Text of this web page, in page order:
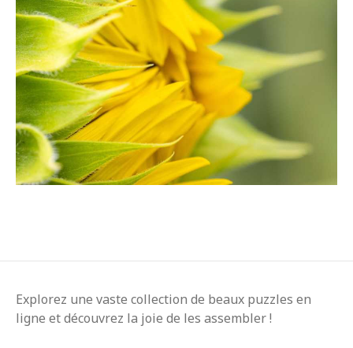
Explorez une vaste collection de beaux puzzles en
ligne et découvrez la joie de les assembler !